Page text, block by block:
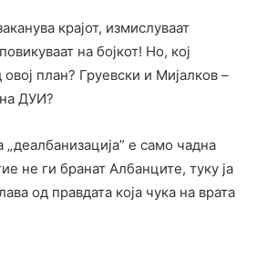
крајот, измислуваат
на бојкот! Но, кој
план? Груевски и Мијалков –
ДУИ?
е само чадна
не ги бранат Албанците, туку ја
од правдата која чука на врата